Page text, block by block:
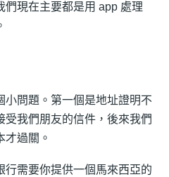
們現在主要都是用 app 處理
小問題。第一個是地址證明不
我們朋友的信件，後來我們
才過關。
行需要你提供一個馬來西亞的